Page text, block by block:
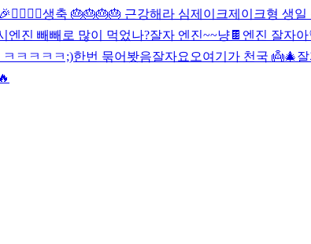
생축 🎂🎂🎂🎂 근강해라 심제이크제이크형 생일
엔진 빼빼로 많이 먹었나?잘자 엔진~~냥 🍫 엔진 잘자
ㅋㅋㅋㅋ;)한번 묶어봣음잘자요오여기가 천국 👼🎄
🔥